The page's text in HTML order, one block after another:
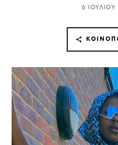
6 ΙΟΥΛΊΟΥ